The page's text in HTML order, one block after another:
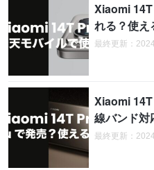
Xiaomi
れる？使え
最終更新：
Xiaomi
線バンド対
最終更新：